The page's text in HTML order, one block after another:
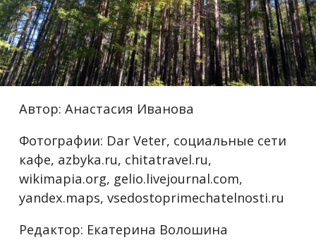
Автор: Анастасия Иванова
Фотографии: Dar Veter, социальные сети
кафе, azbyka.ru, chitatravel.ru,
wikimapia.org, gelio.livejournal.com,
yandex.maps, vsedostoprimechatelnosti.ru
Редактор: Екатерина Волошина